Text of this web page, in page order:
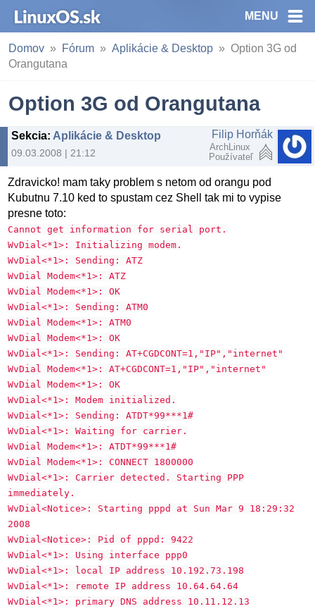
MENU
Domov Fórum Aplikácie & Desktop
Option 3G od
Orangutana
Option 3G od Orangutana
Sekcia: Aplikácie & Desktop
09.03.2008 | 21:12
Filip Horňák
ArchLinux
Používateľ
Zdravicko! mam taky problem s netom od orangu pod
Kubutnu 7.10 ked to spustam cez Shell tak mi to vypise
presne toto:
Cannot get information for serial port.
WvDial<*1>: Initializing modem.
WvDial<*1>: Sending: ATZ
WvDial Modem<*1>: ATZ
WvDial Modem<*1>: OK
WvDial<*1>: Sending: ATM0
WvDial Modem<*1>: ATM0
WvDial Modem<*1>: OK
WvDial<*1>: Sending: AT+CGDCONT=1,"IP","internet"
WvDial Modem<*1>: AT+CGDCONT=1,"IP","internet"
WvDial Modem<*1>: OK
WvDial<*1>: Modem initialized.
WvDial<*1>: Sending: ATDT*99***1#
WvDial<*1>: Waiting for carrier.
WvDial Modem<*1>: ATDT*99***1#
WvDial Modem<*1>: CONNECT 1800000
WvDial<*1>: Carrier detected. Starting PPP
immediately.
WvDial<Notice>: Starting pppd at Sun Mar 9 18:29:32
2008
WvDial<Notice>: Pid of pppd: 9422
WvDial<*1>: Using interface ppp0
WvDial<*1>: local IP address 10.192.73.198
WvDial<*1>: remote IP address 10.64.64.64
WvDial<*1>: primary DNS address 10.11.12.13